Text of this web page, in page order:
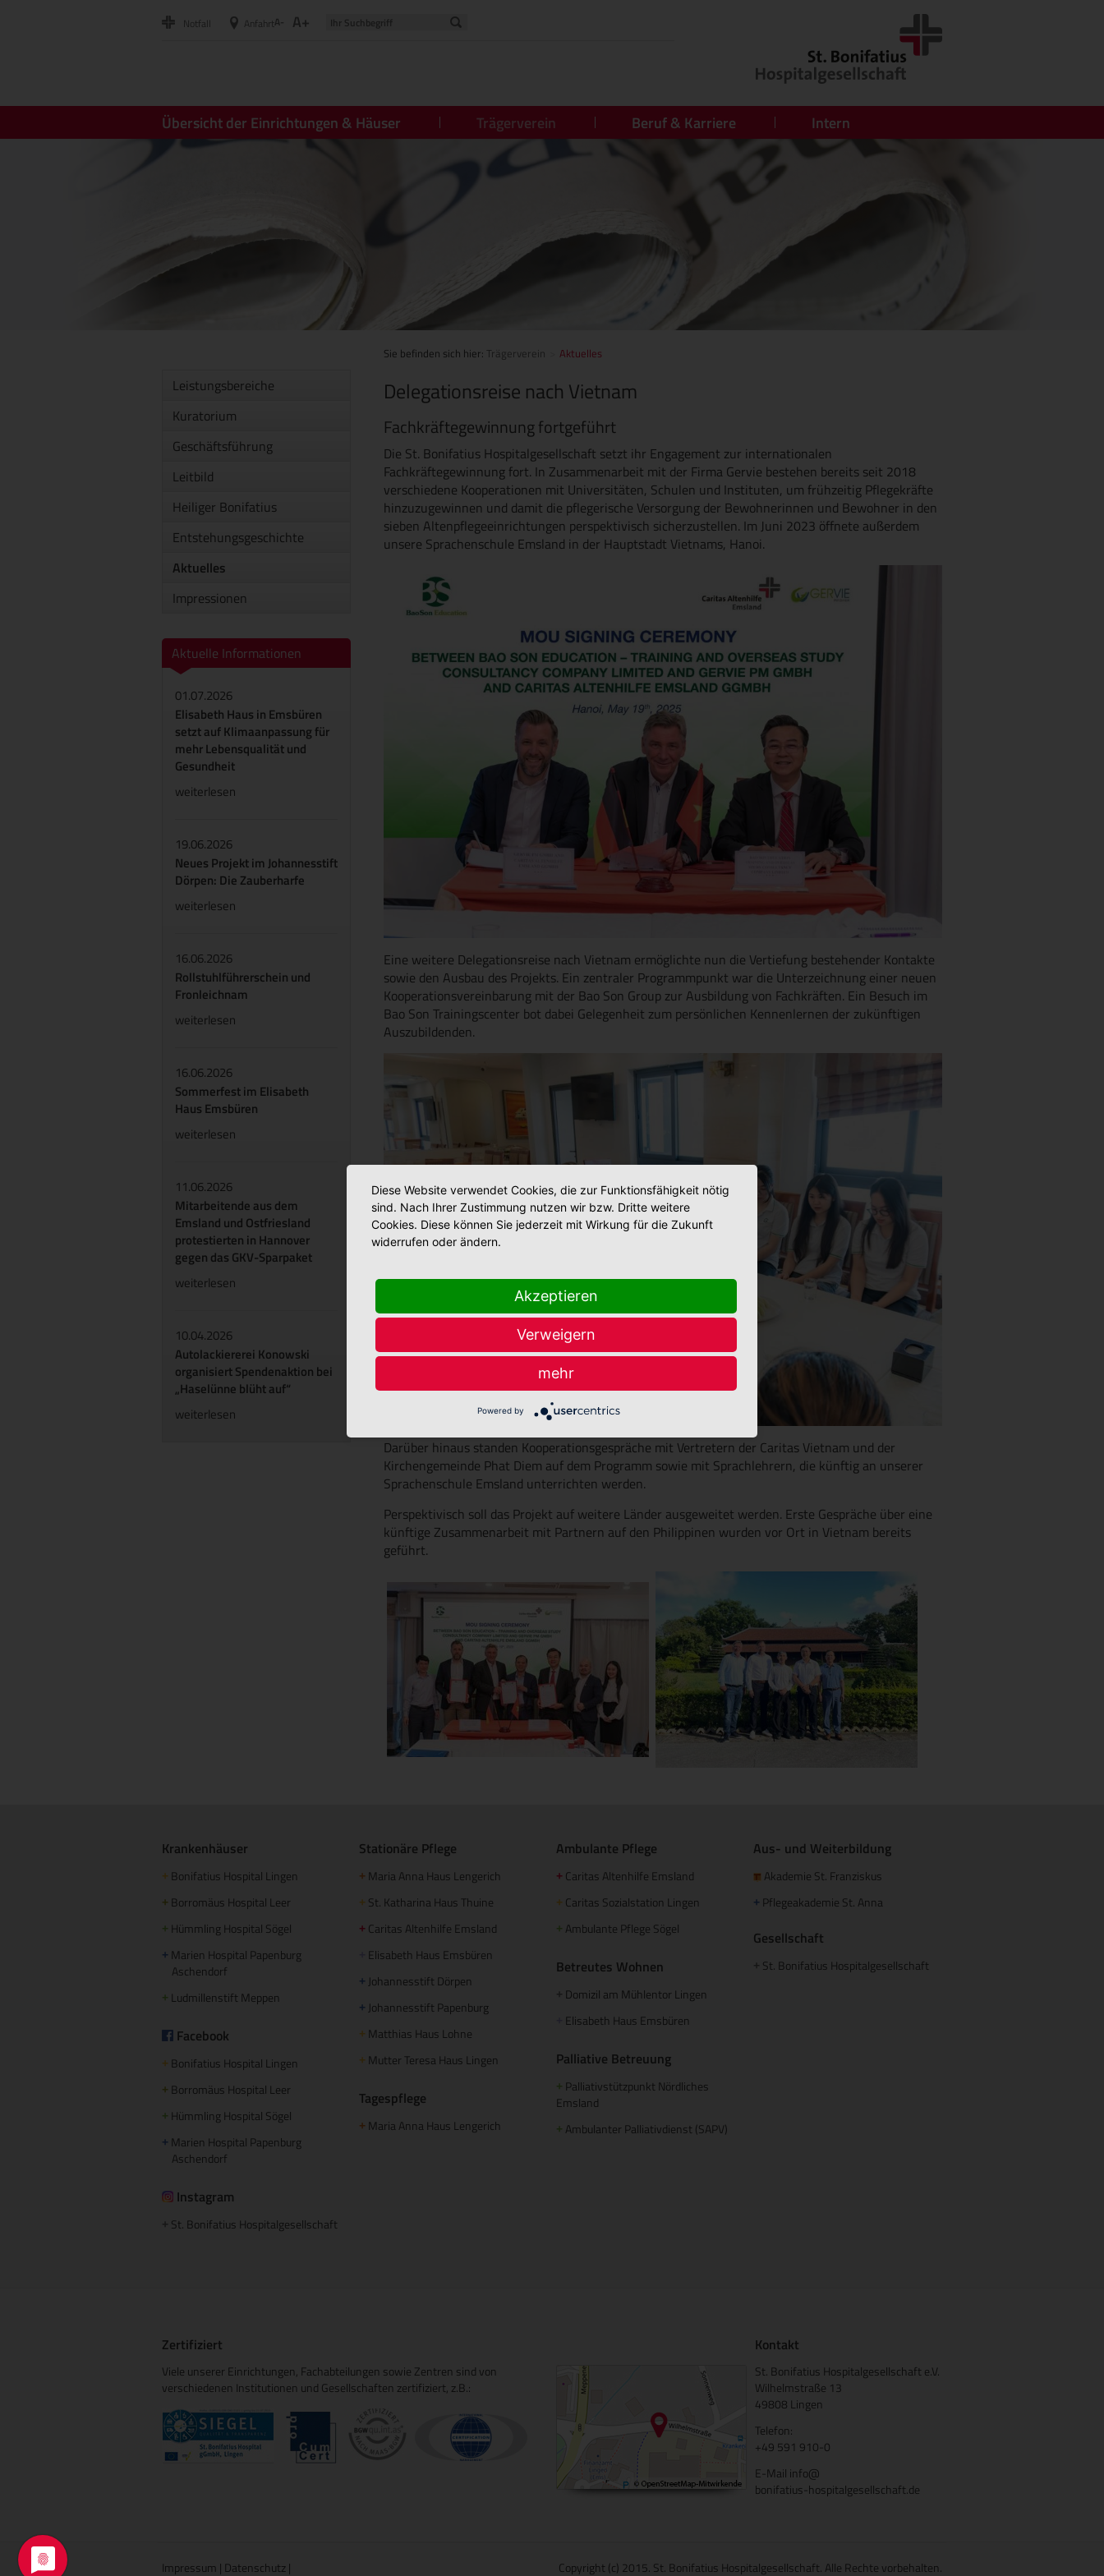
Notfall AnfahrtA- A+
Übersicht der Einrichtungen & Häuser Trägerverein Beruf & Karriere Intern
Sie befinden sich hier: Trägerverein Aktuelles
Leistungsbereiche
Kuratorium
Geschäftsführung
Leitbild
Heiliger Bonifatius
Entstehungsgeschichte
Aktuelles
Impressionen
Aktuelle Informationen
01.07.2026
Elisabeth Haus in Emsbüren
setzt auf Klimaanpassung für
mehr Lebensqualität und
Gesundheit
weiterlesen
19.06.2026
Neues Projekt im Johannesstift
Dörpen: Die Zauberharfe
weiterlesen
16.06.2026
Rollstuhlführerschein und
Fronleichnam
weiterlesen
16.06.2026
Sommerfest im Elisabeth
Haus Emsbüren
weiterlesen
11.06.2026
Mitarbeitende aus dem
Emsland und Ostfriesland
protestierten in Hannover
gegen das GKV-Sparpaket
weiterlesen
10.04.2026
Autolackiererei Konowski
organisiert Spendenaktion bei
„Haselünne blüht auf“
weiterlesen
Delegationsreise nach Vietnam
Fachkräftegewinnung fortgeführt
Die St. Bonifatius Hospitalgesellschaft setzt ihr Engagement zur internationalen
Fachkräftegewinnung fort. In Zusammenarbeit mit der Firma Gervie bestehen bereits seit 2018
verschiedene Kooperationen mit Universitäten, Schulen und Instituten, um frühzeitig Pflegekräfte
hinzuzugewinnen und damit die pflegerische Versorgung der Bewohnerinnen und Bewohner in den
sieben Altenpflegeeinrichtungen perspektivisch sicherzustellen. Im Juni 2023 öffnete außerdem
unsere Sprachenschule Emsland in der Hauptstadt Vietnams, Hanoi.
Eine weitere Delegationsreise nach Vietnam ermöglichte nun die Vertiefung bestehender Kontakte
sowie den Ausbau des Projekts. Ein zentraler Programmpunkt war die Unterzeichnung einer neuen
Kooperationsvereinbarung mit der Bao Son Group zur Ausbildung von Fachkräften. Ein Besuch im
Bao Son Trainingscenter bot dabei Gelegenheit zum persönlichen Kennenlernen der zukünftigen
Auszubildenden.
Darüber hinaus standen Kooperationsgespräche mit Vertretern der Caritas Vietnam und der
Kirchengemeinde Phat Diem auf dem Programm sowie mit Sprachlehrern, die künftig an unserer
Sprachenschule Emsland unterrichten werden.
Perspektivisch soll das Projekt auf weitere Länder ausgeweitet werden. Erste Gespräche über eine
künftige Zusammenarbeit mit Partnern auf den Philippinen wurden vor Ort in Vietnam bereits
geführt.
Krankenhäuser
+ Bonifatius Hospital Lingen
+ Borromäus Hospital Leer
+ Hümmling Hospital Sögel
+ Marien Hospital Papenburg
Aschendorf
+ Ludmillenstift Meppen
Facebook
+ Bonifatius Hospital Lingen
+ Borromäus Hospital Leer
+ Hümmling Hospital Sögel
+ Marien Hospital Papenburg
Aschendorf
Instagram
St. Bonifatius Hospitalgesellschaft
Stationäre Pflege
+ Maria Anna Haus Lengerich
+ St. Katharina Haus Thuine
+ Caritas Altenhilfe Emsland
Elisabeth Haus Emsbüren
+ Johannesstift Dörpen
+ Johannesstift Papenburg
+ Matthias Haus Lohne
+ Mutter Teresa Haus Lingen
Tagespflege
+ Maria Anna Haus Lengerich
Ambulante Pflege
+ Caritas Altenhilfe Emsland
+ Caritas Sozialstation Lingen
+ Ambulante Pflege Sögel
Betreutes Wohnen
Domizil am Mühlentor Lingen
Elisabeth Haus Emsbüren
Palliative Betreuung
+ Palliativstützpunkt Nördliches
Emsland
+ Ambulanter Palliativdienst (SAPV)
Aus- und Weiterbildung
Akademie St. Franziskus
+ Pflegeakademie St. Anna
Gesellschaft
St. Bonifatius Hospitalgesellschaft
Zertifiziert
Viele unserer Einrichtungen, Fachabteilungen sowie Zentren sind von
verschiedenen Institutionen und Gesellschaften zertifiziert, z.B.:
Kontakt
St. Bonifatius Hospitalgesellschaft e.V.
Wilhelmstraße 13
49808 Lingen
Telefon:
+49 591 910-0
E-Mail info@
bonifatius-hospitalgesellschaft.de
Impressum | Datenschutz|
Copyright (c) 2015. St. Bonifatius Hospitalgesellschaft. Alle Rechte vorbehalten.
Diese Website verwendet Cookies, die zur Funktionsfähigkeit nötig
sind. Nach Ihrer Zustimmung nutzen wir bzw. Dritte weitere
Cookies. Diese können Sie jederzeit mit Wirkung für die Zukunft
widerrufen oder ändern.
Akzeptieren
Verweigern
mehr
Powered by